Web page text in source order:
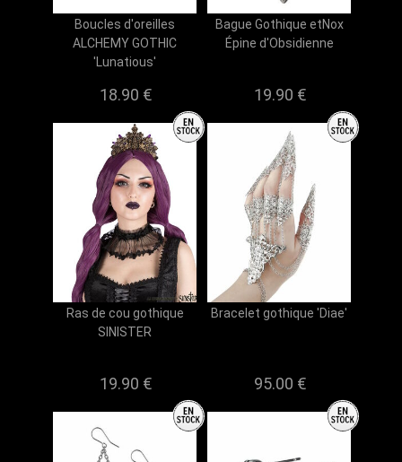
Boucles d'oreilles
ALCHEMY GOTHIC
'Lunatious'
18.90 €
Bague Gothique etNox
Épine d'Obsidienne
19.90 €
Ras de cou gothique
SINISTER
19.90 €
Bracelet gothique 'Diae'
95.00 €